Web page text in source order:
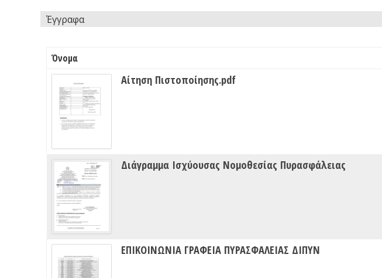
Έγγραφα
Όνομα
Αίτηση Πιστοποίησης.pdf
Διάγραμμα Ισχύουσας Νομοθεσίας Πυρασφάλειας
ΕΠΙΚΟΙΝΩΝΙΑ ΓΡΑΦΕΙΑ ΠΥΡΑΣΦΑΛΕΙΑΣ ΔΙΠΥΝ